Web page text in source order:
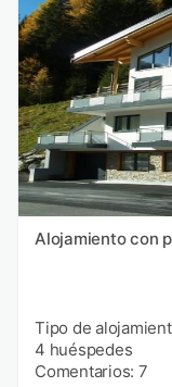
Alojamiento con
Tipo de
4 huéspedes
Comentarios: 7